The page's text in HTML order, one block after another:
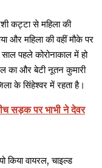
कट्टा से महिला की
और महिला की वहीं मौके पर
साल पहले कोरोनाकाल में हो
का और बेटी नूतन कुमारी
के सिंहेश्वर में रहता है।
सड़क पर भाभी ने देवर
किया वायरल, चाइल्ड